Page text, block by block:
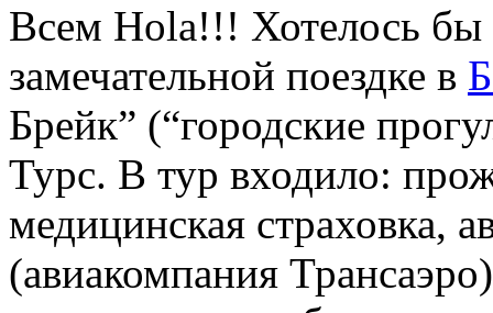
Всем Hola!!! Хотелось бы
замечательной поездке в
Брейк” (“городские
Турс. В тур входило:
медицинская страховка,
(авиакомпания